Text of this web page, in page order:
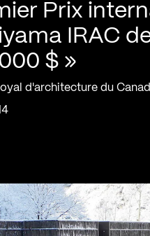
Prix
IRAC
$ »
d'architecture du